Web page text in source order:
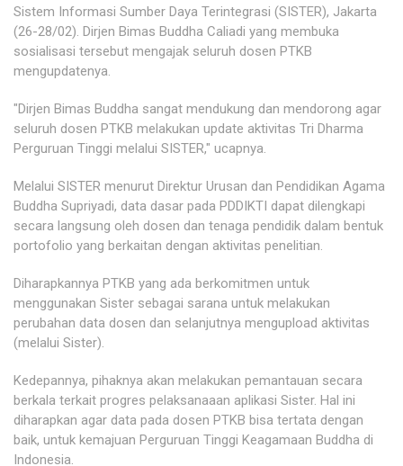
Sistem Informasi Sumber Daya Terintegrasi (SISTER), Jakarta
(26-28/02). Dirjen Bimas Buddha Caliadi yang membuka
sosialisasi tersebut mengajak seluruh dosen PTKB
mengupdatenya.
"Dirjen Bimas Buddha sangat mendukung dan mendorong agar
seluruh dosen PTKB melakukan update aktivitas Tri Dharma
Perguruan Tinggi melalui SISTER," ucapnya.
Melalui SISTER menurut Direktur Urusan dan Pendidikan Agama
Buddha Supriyadi, data dasar pada PDDIKTI dapat dilengkapi
secara langsung oleh dosen dan tenaga pendidik dalam bentuk
portofolio yang berkaitan dengan aktivitas penelitian.
Diharapkannya PTKB yang ada berkomitmen untuk
menggunakan Sister sebagai sarana untuk melakukan
perubahan data dosen dan selanjutnya mengupload aktivitas
(melalui Sister).
Kedepannya, pihaknya akan melakukan pemantauan secara
berkala terkait progres pelaksanaaan aplikasi Sister. Hal ini
diharapkan agar data pada dosen PTKB bisa tertata dengan
baik, untuk kemajuan Perguruan Tinggi Keagamaan Buddha di
Indonesia.